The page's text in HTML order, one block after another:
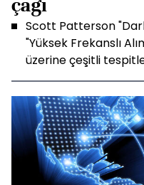
çağı
Scott Patterson
"Yüksek Frekanslı
üzerine çeşitli